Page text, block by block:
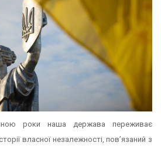
роки наша держава переживає
власної незалежності, пов’язаний з